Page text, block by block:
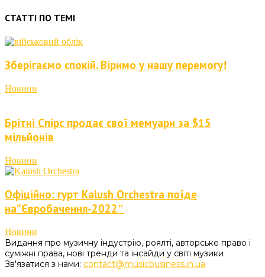
СТАТТІ ПО ТЕМІ
Зберігаємо спокій. Віримо у нашу перемогу!
Новини
Брітні Спірс продає свої мемуари за $15
мільйонів
Новини
Офіційно: гурт Kalush Orchestra поїде
на”Євробачення-2022″
Новини
Видання про музичну індустрію, роялті, авторське право і
суміжні права, нові тренди та інсайди у світі музики
Зв'язатися з нами: contact@musicbusiness.in.ua